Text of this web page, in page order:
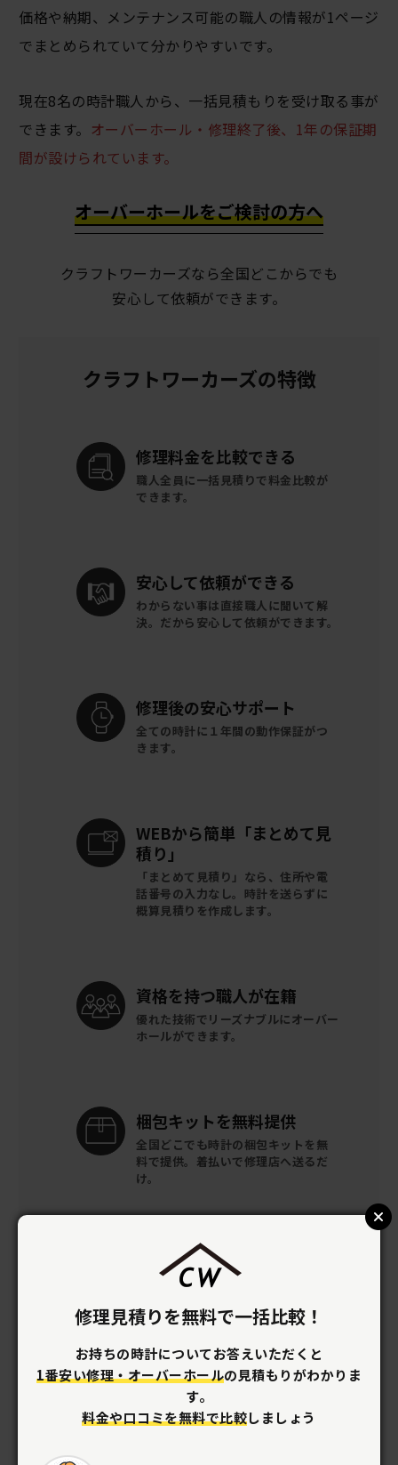
価格や納期、メンテナンス可能の職人の情報が1ページ
でまとめられていて分かりやすいです。
現在8名の時計職人から、一括見積もりを受け取る事が
できます。 オーバーホール・修理終了後、1年の保証期
間が設けられています。
オーバーホールをご検討の方へ
クラフトワーカーズなら全国どこからでも
安心して依頼ができます。
クラフトワーカーズの特徴
修理料金を比較できる
職人全員に一括見積りで料金比較が
できます。
安心して依頼ができる
わからない事は直接職人に聞いて解
決。 だから安心して依頼ができます。
修理後の安心サポート
全ての時計に １年間の動作保証がつ
きます。
WEBから簡単 「まとめて見
積り」
「まとめて見積り」なら、住所や電
話番号の入力なし。時計を送らずに
概算見積りを作成します。
資格を持つ職人が在籍
優れた技術でリーズナブルにオーバー
ホールができます。
梱包キットを無料提供
全国どこでも時計の梱包キットを 無
料で提供。 着払いで修理店へ送るだ
け。
修理見積りを無料で一括比較！
お持ちの時計についてお答えいただくと
1番安い修理・オーバーホールの見積もりがわかりま
す。
料金や口コミを無料で比較しましょう